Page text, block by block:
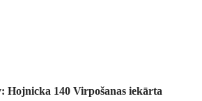
Hojnicka 140 Virpošanas iekārta